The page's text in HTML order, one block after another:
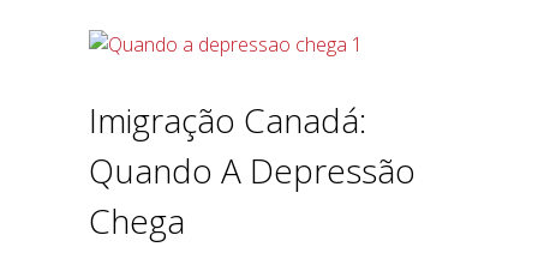
Imigração Canadá:
Quando A Depressão
Chega